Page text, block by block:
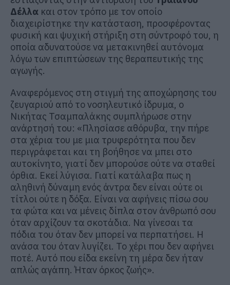
Δέλλα και στον τρόπο με τον οποίο
διαχειρίστηκε την κατάσταση, προσφέροντας
φυσική και ψυχική στήριξη στη σύντροφό του, η
οποία αδυνατούσε να μετακινηθεί αυτόνομα
λόγω των επιπτώσεων της θεραπευτικής της
αγωγής.
Αναφερόμενος στη στιγμή της αποχώρησης του
ζευγαριού από το νοσηλευτικό ίδρυμα, ο
Νικήτας Τσαμπαλάκης συμπλήρωσε στην
ανάρτησή του: «Πλησίασε αθόρυβα, την πήρε
στα χέρια του με μια τρυφερότητα που δεν
περιγράφεται και τη βοήθησε να μπει στο
αυτοκίνητο, γιατί δεν μπορούσε ούτε να σταθεί
όρθια. Εκεί λύγισα. Γιατί κατάλαβα πως η
αληθινή δύναμη ενός άντρα δεν είναι ούτε οι
τίτλοι ούτε η δόξα. Είναι να αφήνεις πίσω σου
τα φώτα και να μένεις δίπλα στον άνθρωπό σου
όταν αρχίζουν τα σκοτάδια. Να γίνεσαι τα
πόδια του όταν δεν μπορεί να περπατήσει. Η
ανάσα του όταν λυγίζει. Το χέρι που δεν αφήνει
ποτέ. Αυτό που είδα εκείνη τη μέρα δεν ήταν
απλώς αγάπη. Ήταν όρκος ζωής».